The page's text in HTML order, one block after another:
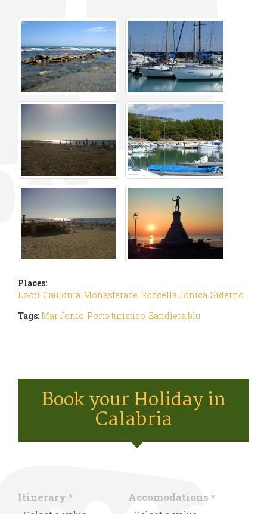
Places:
Locri Caulonia Monasterace Roccella Jonica Siderno
Tags: Mar Jonio Porto turistico Bandiera blu
Book your Holiday in
Calabria
Itinerary * Accomodations *